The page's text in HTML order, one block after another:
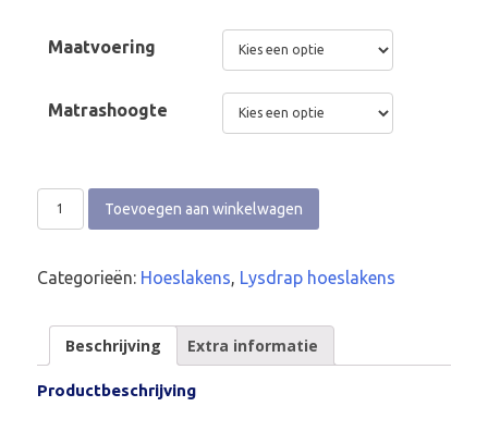
Maatvoering
Matrashoogte
Toevoegen aan winkelwagen
Categorieën: Hoeslakens, Lysdrap hoeslakens
Beschrijving Extra informatie
Productbeschrijving